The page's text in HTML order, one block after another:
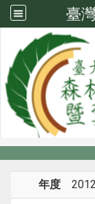
臺
系所成員
系所成員
年度 2012